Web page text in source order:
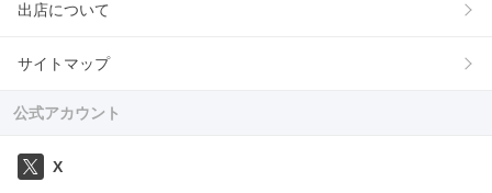
出店について
サイトマップ
公式アカウント
X